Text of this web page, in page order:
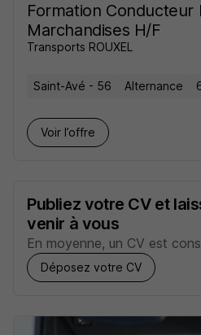
Formation Conducteur
Marchandises H/F
Transports ROUXEL
Saint-Avé - 56 Alternance
Voir l’offre
Publiez votre CV et
venir à vous
En moyenne, un CV est
Déposez votre CV